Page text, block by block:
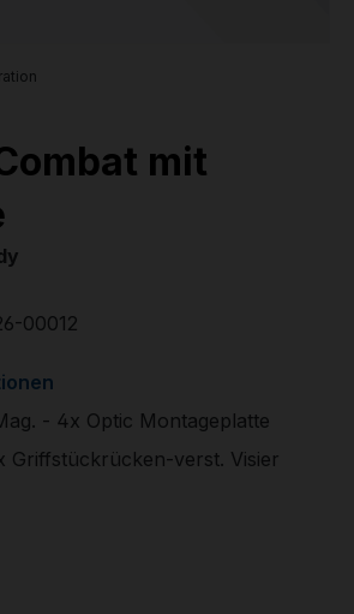
mit
00012
- 4x Optic Montageplatte
Griffstückrücken-verst. Visier